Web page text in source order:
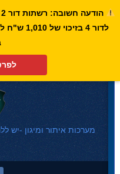
מערכות איתור ומיגון -יש